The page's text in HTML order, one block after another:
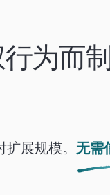
为而
展规模。 无需